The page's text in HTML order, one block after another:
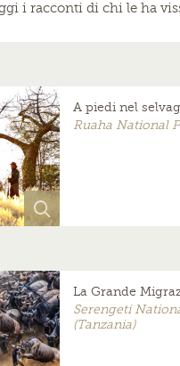
i racconti di chi le ha
A piedi nel
Ruaha National
La Grande
Serengeti
(Tanzania)